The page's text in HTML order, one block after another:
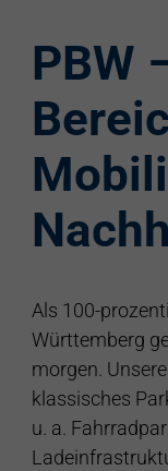
PBW
Als 100-
Württemberg
morgen.
klassisches
u. a.